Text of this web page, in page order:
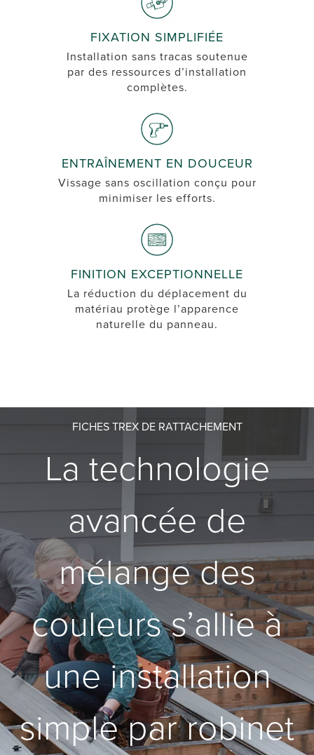
FIXATION SIMPLIFIÉE
Installation sans tracas soutenue
par des ressources d’installation
complètes.
ENTRAÎNEMENT EN DOUCEUR
Vissage sans oscillation conçu pour
minimiser les efforts.
FINITION EXCEPTIONNELLE
La réduction du déplacement du
matériau protège l’apparence
naturelle du panneau.
FICHES TREX DE RATTACHEMENT
La technologie
avancée de
mélange des
couleurs s’allie à
une installation
simple par robinet